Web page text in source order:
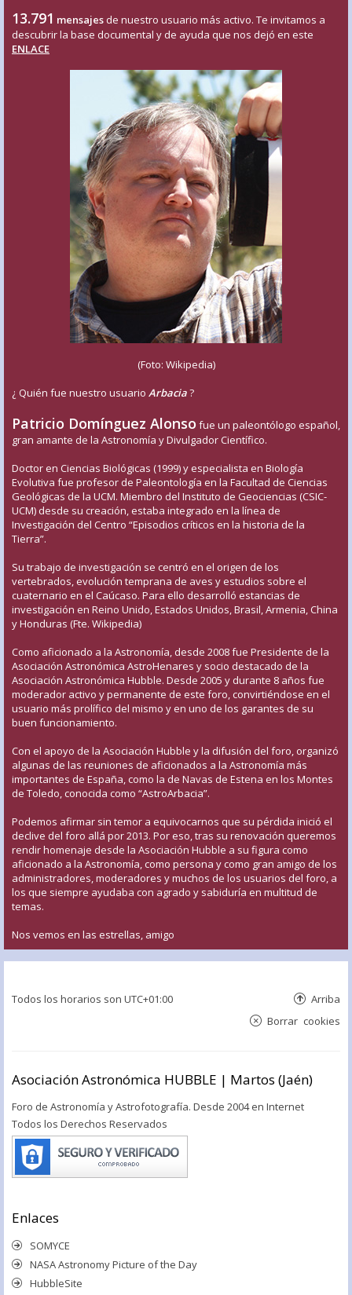
13.791 mensajes de nuestro usuario más activo. Te invitamos a
descubrir la base documental y de ayuda que nos dejó en este
ENLACE
(Foto: Wikipedia)
¿ Quién fue nuestro usuario Arbacia?
Patricio Domínguez Alonso fue un paleontólogo español,
gran amante de la Astronomía y Divulgador Científico.
Doctor en Ciencias Biológicas (1999) y especialista en Biología
Evolutiva fue profesor de Paleontología en la Facultad de Ciencias
Geológicas de la UCM. Miembro del Instituto de Geociencias (CSIC-
UCM) desde su creación, estaba integrado en la línea de
Investigación del Centro “Episodios críticos en la historia de la
Tierra”.
Su trabajo de investigación se centró en el origen de los
vertebrados, evolución temprana de aves y estudios sobre el
cuaternario en el Caúcaso. Para ello desarrolló estancias de
investigación en Reino Unido, Estados Unidos, Brasil, Armenia, China
y Honduras (Fte. Wikipedia)
Como aficionado a la Astronomía, desde 2008 fue Presidente de la
Asociación Astronómica AstroHenares y socio destacado de la
Asociación Astronómica Hubble. Desde 2005 y durante 8 años fue
moderador activo y permanente de este foro, convirtiéndose en el
usuario más prolífico del mismo y en uno de los garantes de su
buen funcionamiento.
Con el apoyo de la Asociación Hubble y la difusión del foro, organizó
algunas de las reuniones de aficionados a la Astronomía más
importantes de España, como la de Navas de Estena en los Montes
de Toledo, conocida como “AstroArbacia”.
Podemos afirmar sin temor a equivocarnos que su pérdida inició el
declive del foro allá por 2013. Por eso, tras su renovación queremos
rendir homenaje desde la Asociación Hubble a su figura como
aficionado a la Astronomía, como persona y como gran amigo de los
administradores, moderadores y muchos de los usuarios del foro, a
los que siempre ayudaba con agrado y sabiduría en multitud de
temas.
Nos vemos en las estrellas, amigo
Todos los horarios son UTC+01:00 Arriba
Borrar cookies
Asociación Astronómica HUBBLE | Martos (Jaén)
Foro de Astronomía y Astrofotografía. Desde 2004 en Internet
Todos los Derechos Reservados
Enlaces
SOMYCE
NASA Astronomy Picture of the Day
HubbleSite